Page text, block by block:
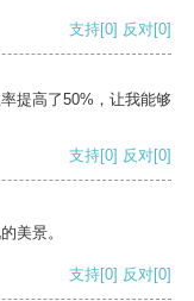
支持[0] 反对[0]
提高了50%，让我能够
支持[0] 反对[0]
美景。
支持[0] 反对[0]